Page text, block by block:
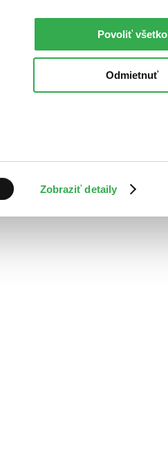
Zobraziť detaily
Povoliť všetko
Odmietnuť